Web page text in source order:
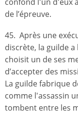
de l’épreuve.
45. Après une
discrète, la guilde
choisit un de ses
d’accepter des
La guilde fabrique
comme l'assassin
tombent entre les